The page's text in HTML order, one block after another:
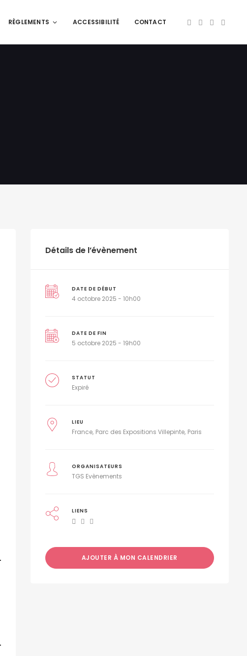
RÈGLEMENTS ACCESSIBILITÉ CONTACT
Détails de l’évènement
DATE DE DÉBUT
4 octobre 2025 - 10h00
DATE DE FIN
5 octobre 2025 - 19h00
STATUT
Expiré
LIEU
France Parc des Expositions Villepinte Paris
ORGANISATEURS
TGS Evènements
LIENS
AJOUTER À MON CALENDRIER